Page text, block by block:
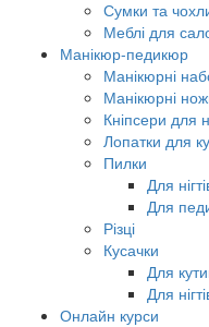
Сумки та
Меблі для
Манікюр-педикюр
Манікюрні
Манікюрні
Кніпсери для
Лопатки для
Пилки
Для
Для
Різці
Кусачки
Для
Для
Онлайн курси